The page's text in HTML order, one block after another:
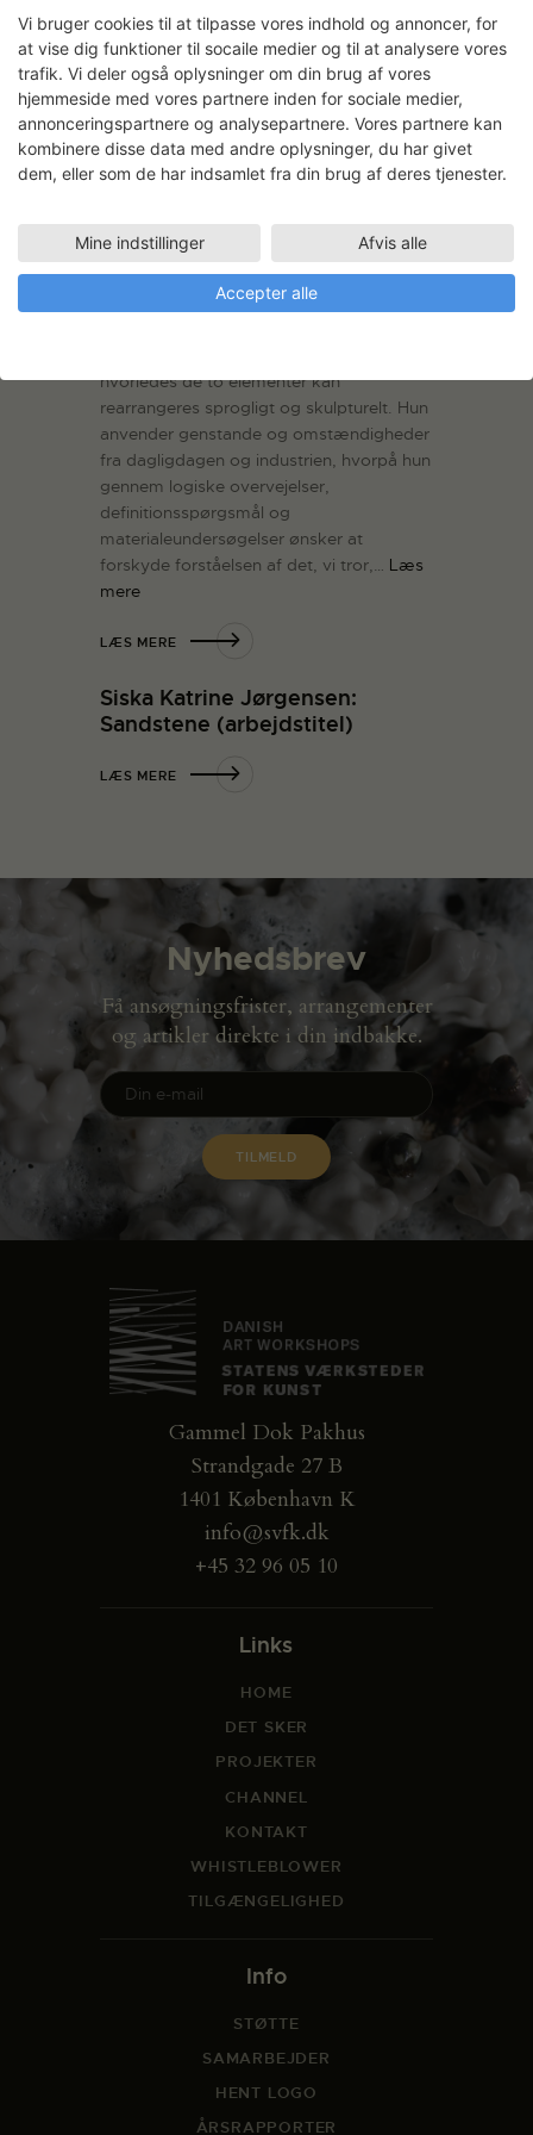
Siska Katrine Jørgensen:
Flydende konsistenser løber
altid nedad
hvorledes de to elementer kan
rearrangeres sprogligt og skulpturelt. Hun
anvender genstande og omstændigheder
fra dagligdagen og industrien, hvorpå hun
gennem logiske overvejelser,
definitionsspørgsmål og
materialeundersøgelser ønsker at
forskyde forståelsen af det, vi tror,… Læs
mere
LÆS MERE
Siska Katrine Jørgensen:
Sandstene (arbejdstitel)
LÆS MERE
Nyhedsbrev
Få ansøgningsfrister, arrangementer
og artikler direkte i din indbakke.
Gammel Dok Pakhus
Strandgade 27 B
1401 København K
info@svfk.dk
+45 32 96 05 10
Links
HOME
DET SKER
PROJEKTER
CHANNEL
KONTAKT
WHISTLEBLOWER
TILGÆNGELIGHED
Info
STØTTE
SAMARBEJDER
HENT LOGO
ÅRSRAPPORTER
Vi bruger cookies til at tilpasse vores indhold og annoncer, for
at vise dig funktioner til socaile medier og til at analysere vores
trafik. Vi deler også oplysninger om din brug af vores
hjemmeside med vores partnere inden for sociale medier,
annonceringspartnere og analysepartnere. Vores partnere kan
kombinere disse data med andre oplysninger, du har givet
dem, eller som de har indsamlet fra din brug af deres tjenester.
Mine indstillinger Afvis alle
Accepter alle